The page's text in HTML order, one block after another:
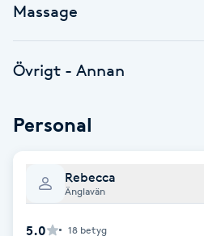
Bröllopsuppsättning
Coachning
Color correction
Cryoterapi
Massage
Övrigt - Annan
Personal
Rebecca
Änglavän
5.0 18 betyg